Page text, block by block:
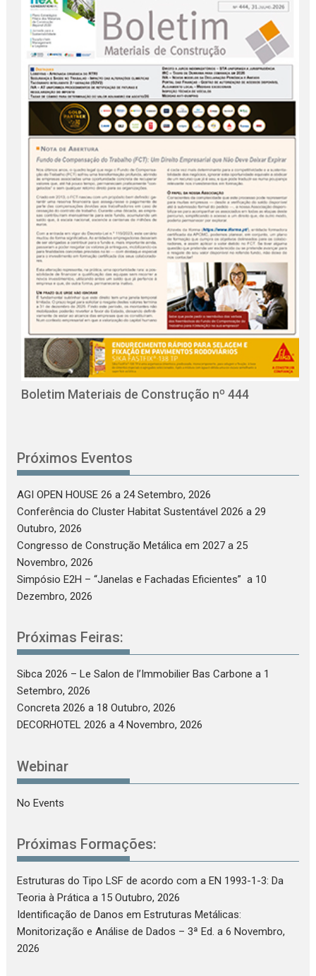
Boletim Materiais de Construção nº 444
Próximos Eventos
AGI OPEN HOUSE 26 a 24 Setembro, 2026
Conferência do Cluster Habitat Sustentável 2026 a 29
Outubro, 2026
Congresso de Construção Metálica em 2027 a 25
Novembro, 2026
Simpósio E2H – “Janelas e Fachadas Eficientes” a 10
Dezembro, 2026
Próximas Feiras:
Sibca 2026 – Le Salon de l’Immobilier Bas Carbone a 1
Setembro, 2026
Concreta 2026 a 18 Outubro, 2026
DECORHOTEL 2026 a 4 Novembro, 2026
Webinar
No Events
Próximas Formações:
Estruturas do Tipo LSF de acordo com a EN 1993-1-3: Da
Teoria à Prática a 15 Outubro, 2026
Identificação de Danos em Estruturas Metálicas:
Monitorização e Análise de Dados – 3ª Ed. a 6 Novembro,
2026